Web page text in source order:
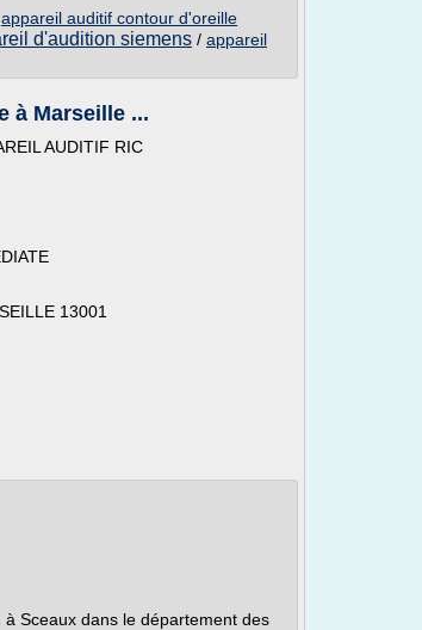
appareil auditif contour d'oreille
d'audition siemens / appareil
à Marseille ...
AUDITIF RIC
13001
Sceaux dans le département des